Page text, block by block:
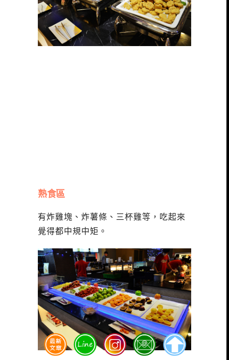
熟食區
有炸雞塊、炸薯條、三杯雞等，吃起來
覺得都中規中矩。